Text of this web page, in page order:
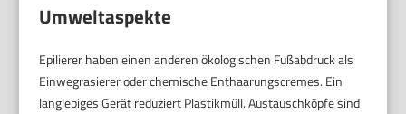
Umweltaspekte
Epilierer haben einen anderen ökologischen Fußabdruck als
Einwegrasierer oder chemische Enthaarungscremes. Ein
langlebiges Gerät reduziert Plastikmüll. Austauschköpfe sind